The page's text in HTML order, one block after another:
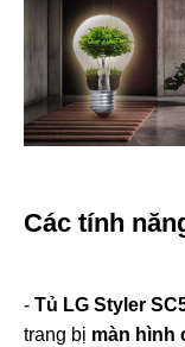
Các tính
- Tủ LG Styler
trang bị màn hình